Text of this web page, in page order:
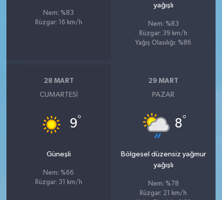
Nem: %83
Rüzgar: 16 km/h
yağışlı
Nem: %83
Rüzgar: 39 km/h
Yağış Olasılığı: %86
28 MART
CUMARTESI
9°
Güneşli
Nem: %66
Rüzgar: 31 km/h
29 MART
PAZAR
8°
Bölgesel düzensiz yağmur
yağışlı
Nem: %78
Rüzgar: 21 km/h